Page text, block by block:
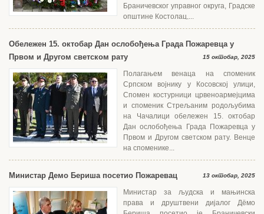
Браничевског управног округа, Градске
општине Костолац,...
Обележен 15. октобар Дан ослобођења Града Пожаревца у
Првом и Другом светском рату
15 октобар, 2025
Полагањем венаца на споменик
Српском војнику у Косовској улици,
Спомен костурници црвеноармејцима
и споменик Стрељаним родољубима
на Чачалици обележен 15. октобар
Дан ослобођења Града Пожаревца у
Првом и Другом светском рату. Венце
на споменике...
Министар Демо Бериша посетио Пожаревац 13 октобар, 2025
Министар за људска и мањинска
права и друштвени дијалог Дëмо